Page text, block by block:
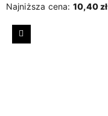
Najniższa cena: 10,40 zł
Poprzedni